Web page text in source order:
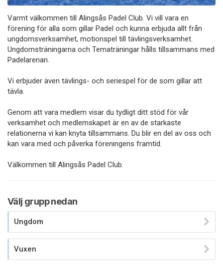
Varmt välkommen till Alingsås Padel Club. Vi vill vara en
förening för alla som gillar Padel och kunna erbjuda allt från
ungdomsverksamhet, motionspel till tävlingsverksamhet.
Ungdomsträningarna och Tematräningar hålls tillsammans med
Padelarenan.
Vi erbjuder även tävlings- och seriespel för de som gillar att
tävla.
Genom att vara medlem visar du tydligt ditt stöd för vår
verksamhet och medlemskapet är en av de starkaste
relationerna vi kan knyta tillsammans. Du blir en del av oss och
kan vara med och påverka föreningens framtid.
Välkommen till Alingsås Padel Club.
Välj grupp nedan
Ungdom
Vuxen